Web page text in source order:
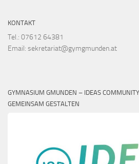
KONTAKT
Tel.: 07612 64381
Email: sekretariat@gymgmunden.at
GYMNASIUM GMUNDEN – IDEAS
GEMEINSAM GESTALTEN